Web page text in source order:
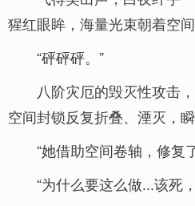
猩红眼眸，海量光束朝着空间
“砰砰砰。”
八阶灾厄的毁灭性攻击
空间封锁反复折叠、湮灭，瞬
“她借助空间卷轴，修复
“为什么要这么做...该死